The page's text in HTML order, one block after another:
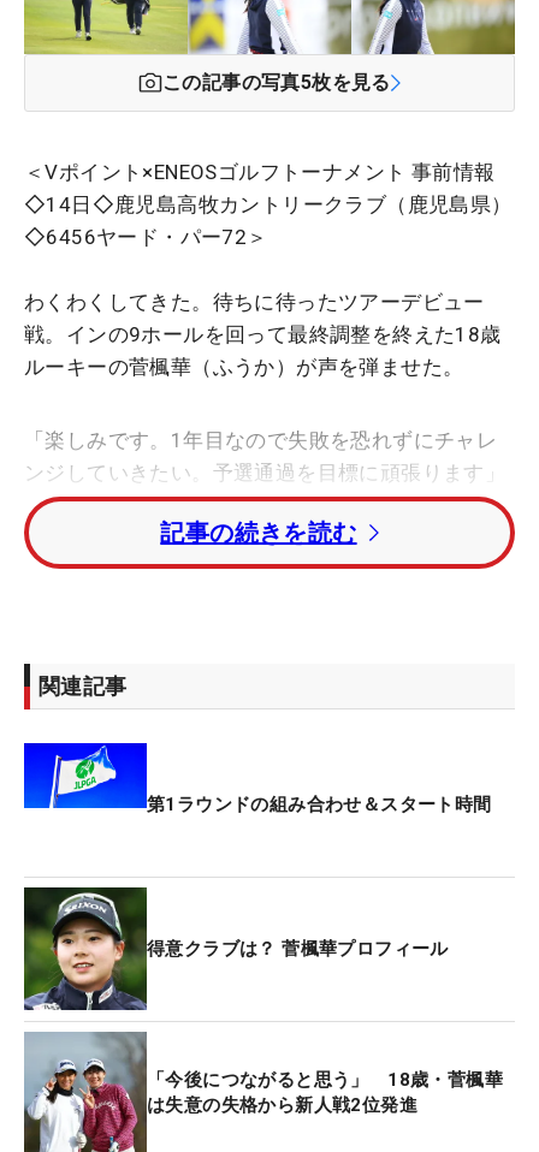
この記事の写真5枚を見る
＜Vポイント×ENEOSゴルフトーナメント 事前情報
◇14日◇鹿児島高牧カントリークラブ（鹿児島県）
◇6456ヤード・パー72＞
わくわくしてきた。待ちに待ったツアーデビュー
戦。インの9ホールを回って最終調整を終えた18歳
ルーキーの菅楓華（ふうか）が声を弾ませた。
「楽しみです。1年目なので失敗を恐れずにチャレ
ンジしていきたい。予選通過を目標に頑張ります」
宮崎・日章学園高3年だった昨年11月の最終プロテ
ストで5位になり一発合格した。5人誕生した2005
スタートで最初にティオフするが、「そう一番バッ
ターなんです。緊張するかな。でも、1球打てば大
も不安はない。
獲得したはずだった。だが、競技終了後に過少申告
が発覚。最終QTから3日後に失格となり、QTランク
は最終QTの最終日出場者で最下位の104位となっ
た。失格の連絡があったその日は涙が止まらなかっ
た。バーディだったホールをパーとし、ボギーだっ
たホールをパーとしたスコア誤記。トータルスコア
は間違っていなかっただけに、マーカーのミスに菅
も気が付かなかった。
記事の続きを読む
関連記事
第1ラウンドの組み合わせ＆スタート時間
得意クラブは？ 菅楓華プロフィール
「今後につながると思う」 18歳・菅楓華
は失意の失格から新人戦2位発進